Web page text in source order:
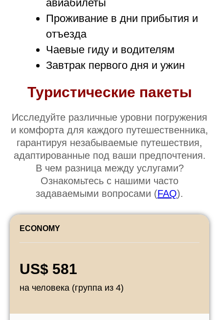
Туристические пакеты
Исследуйте различные уровни погружения
и комфорта для каждого путешественника,
гарантируя незабываемые путешествия,
адаптированные под ваши предпочтения.
В чем разница между услугами?
Ознакомьтесь с нашими часто
задаваемыми вопросами (FAQ).
ECONOMY
US$ 581
на человека (группа из 4)